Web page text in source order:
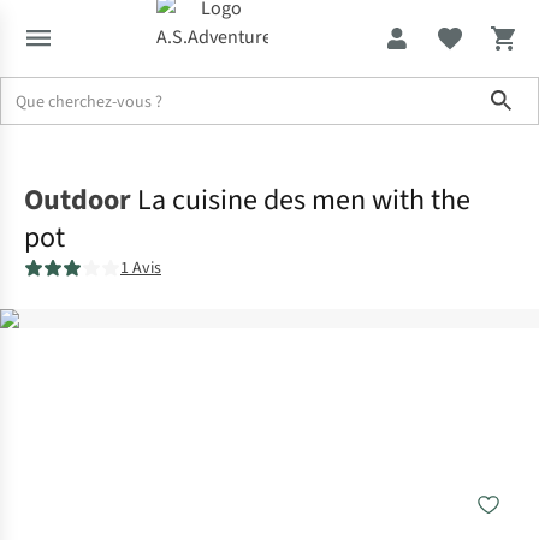
Outdoor La cuisine des men with the
pot
1 Avis